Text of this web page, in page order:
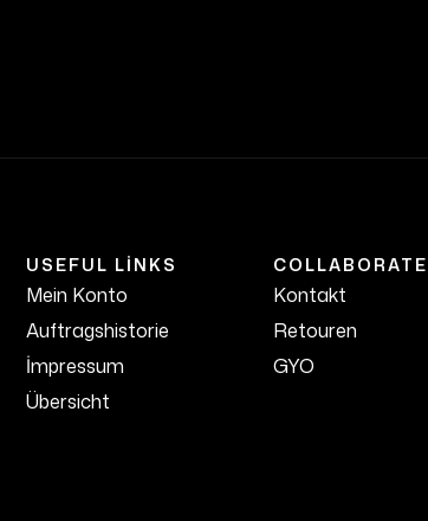
USEFUL LINKS
Mein Konto
Auftragshistorie
İmpressum
Übersicht
COLLABORATE
Kontakt
Retouren
GYO